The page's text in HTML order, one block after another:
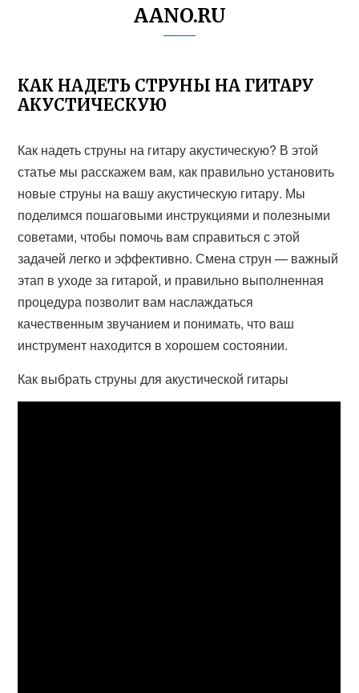
AANO.RU
КАК НАДЕТЬ СТРУНЫ НА ГИТАРУ
АКУСТИЧЕСКУЮ
Как надеть струны на гитару акустическую? В этой
статье мы расскажем вам, как правильно установить
новые струны на вашу акустическую гитару. Мы
поделимся пошаговыми инструкциями и полезными
советами, чтобы помочь вам справиться с этой
задачей легко и эффективно. Смена струн — важный
этап в уходе за гитарой, и правильно выполненная
процедура позволит вам наслаждаться
качественным звучанием и понимать, что ваш
инструмент находится в хорошем состоянии.
Как выбрать струны для акустической гитары